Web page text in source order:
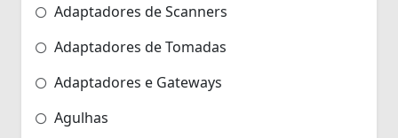
Adaptadores de Scanners
Adaptadores de Tomadas
Adaptadores e Gateways
Agulhas